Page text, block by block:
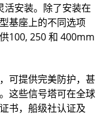
活安装。除了安装在
基座上的不同选项
100, 250 和 400mm
可提供完美防护，甚
这些信号塔可在全球
书，船级社认证及